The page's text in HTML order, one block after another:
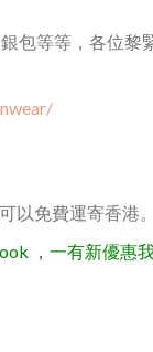
等等，各位黎
以免費運寄香港。
，一有新優惠我